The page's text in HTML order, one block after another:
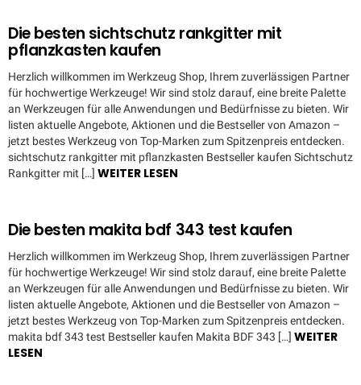
Die besten sichtschutz rankgitter mit
pflanzkasten kaufen
Herzlich willkommen im Werkzeug Shop, Ihrem zuverlässigen Partner
für hochwertige Werkzeuge! Wir sind stolz darauf, eine breite Palette
an Werkzeugen für alle Anwendungen und Bedürfnisse zu bieten. Wir
listen aktuelle Angebote, Aktionen und die Bestseller von Amazon –
jetzt bestes Werkzeug von Top-Marken zum Spitzenpreis entdecken.
sichtschutz rankgitter mit pflanzkasten Bestseller kaufen Sichtschutz
Rankgitter mit […] WEITER LESEN
Die besten makita bdf 343 test kaufen
Herzlich willkommen im Werkzeug Shop, Ihrem zuverlässigen Partner
für hochwertige Werkzeuge! Wir sind stolz darauf, eine breite Palette
an Werkzeugen für alle Anwendungen und Bedürfnisse zu bieten. Wir
listen aktuelle Angebote, Aktionen und die Bestseller von Amazon –
jetzt bestes Werkzeug von Top-Marken zum Spitzenpreis entdecken.
makita bdf 343 test Bestseller kaufen Makita BDF 343 […] WEITER
LESEN